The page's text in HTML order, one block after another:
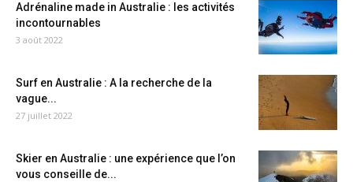
Adrénaline made in Australie : les activités
incontournables
3 août 2022
Surf en Australie : A la recherche de la
vague...
27 juillet 2022
Skier en Australie : une expérience que l’on
vous conseille de...